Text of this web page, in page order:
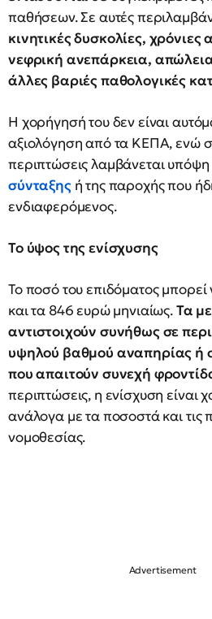
παθήσεων. Σε αυτές
κινητικές δυσκολίες, χρόνιες
νεφρική ανεπάρκεια,
άλλες βαριές παθολογικές
Η χορήγησή του δεν είναι
αξιολόγηση από τα ΚΕΠΑ, ενώ
περιπτώσεις λαμβάνεται υπόψη
σύνταξης ή της παροχής που
ενδιαφερόμενος.
Το ύψος της ενίσχυσης
Το ποσό του επιδόματος
και τα 846 ευρώ μηνιαίως.Τα
αντιστοιχούν συνήθως σε
υψηλού βαθμού αναπηρίας ή
που απαιτούν συνεχή
περιπτώσεις, η ενίσχυση είναι
ανάλογα με τα ποσοστά και τις
νομοθεσίας.